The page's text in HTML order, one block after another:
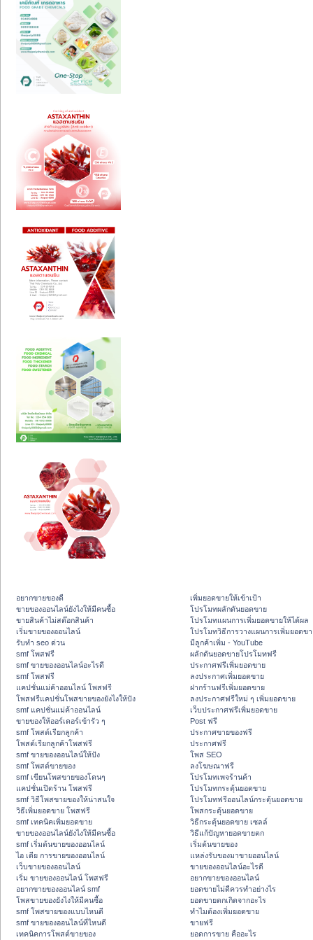
อยากขายของดี
ขายของออนไลน์ยังไงให้มีคนซื้อ
ขายสินค้าไม่สต๊อกสินค้า
เริ่มขายของออนไลน์
รับทำ seo ด่วน
smf โพสฟรี
smf ขายของออนไลน์อะไรดี
smf โพสฟรี
แคปชั่นแม่ค้าออนไลน์ โพสฟรี
โพสฟรีแคปชั่นโพสขายของยังไงให้ปัง
smf แคปชั่นแม่ค้าออนไลน์
ขายของให้ออร์เดอร์เข้ารัว ๆ
smf โพสต์เรียกลูกค้า
โพสต์เรียกลูกค้าโพสฟรี
smf ขายของออนไลน์ให้ปัง
smf โพสต์ขายของ
smf เขียนโพสขายของโดนๆ
แคปชั่นเปิดร้าน โพสฟรี
smf วิธีโพสขายของให้น่าสนใจ
วิธีเพิ่มยอดขาย โพสฟรี
smf เทคนิคเพิ่มยอดขาย
ขายของออนไลน์ยังไงให้มีคนซื้อ
smf เริ่มต้นขายของออนไลน์
ไอ เดีย การขายของออนไลน์
เว็บขายของออนไลน์
เริ่ม ขายของออนไลน์ โพสฟรี
อยากขายของออนไลน์ smf
โพสขายของยังไงให้มีคนซื้อ
smf โพสขายของแบบไหนดี
smf ขายของออนไลน์ที่ไหนดี
เทคนิคการโพสต์ขายของ
เพิ่มยอดขายให้เข้าเป้า
โปรโมทผลักดันยอดขาย
โปรโมทแผนการเพิ่มยอดขายให้ได้ผล
โปรโมทวิธีการวางแผนการเพิ่มยอดข
มีลูกค้าเพิ่ม - YouTube
ผลักดันยอดขายโปรโมทฟรี
ประกาศฟรีเพิ่มยอดขาย
ลงประกาศเพิ่มยอดขาย
ฝากร้านฟรีเพิ่มยอดขาย
ลงประกาศฟรีใหม่ ๆ เพิ่มยอดขาย
เว็บประกาศฟรีเพิ่มยอดขาย
Post ฟรี
ประกาศขายของฟรี
ประกาศฟรี
โพส SEO
ลงโฆษณาฟรี
โปรโมทเพจร้านค้า
โปรโมทกระตุ้นยอดขาย
โปรโมทฟรีออนไลน์กระตุ้นยอดขาย
โพสกระตุ้นยอดขาย
วิธีกระตุ้นยอดขาย เซลล์
วิธีแก้ปัญหายอดขายตก
เริ่มต้นขายของ
แหล่งรับของมาขายออนไลน์
ขายของออนไลน์อะไรดี
อยากขายของออนไลน์
ยอดขายไม่ดีควรทำอย่างไร
ยอดขายตกเกิดจากอะไร
ทำไมต้องเพิ่มยอดขาย
ขายฟรี
ยอดการขาย คืออะไร